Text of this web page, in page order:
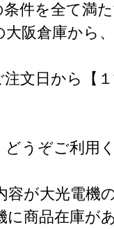
件を全て満
大阪倉庫から
注文日から【
うぞご利用
が大光電機
商品在庫が